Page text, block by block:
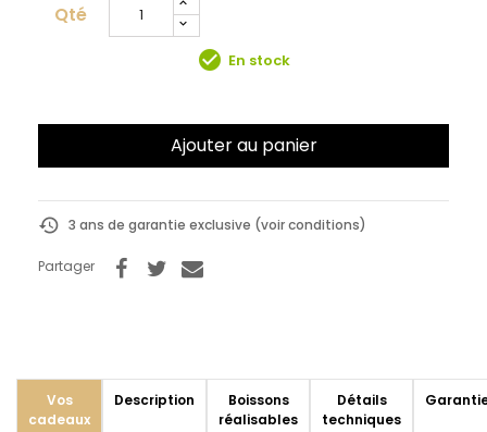
Qté
check_circle En stock
Ajouter au panier
history 3 ans de garantie exclusive (voir conditions)
Partager
Vos
cadeaux
Description
Boissons
réalisables
Détails
techniques